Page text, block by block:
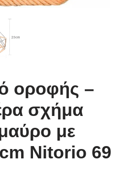
οροφής –
σχήμα
με
Nitorio 69